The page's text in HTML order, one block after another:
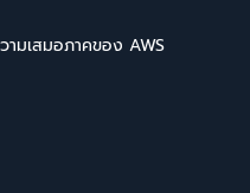
มเสมอภาคของ AWS